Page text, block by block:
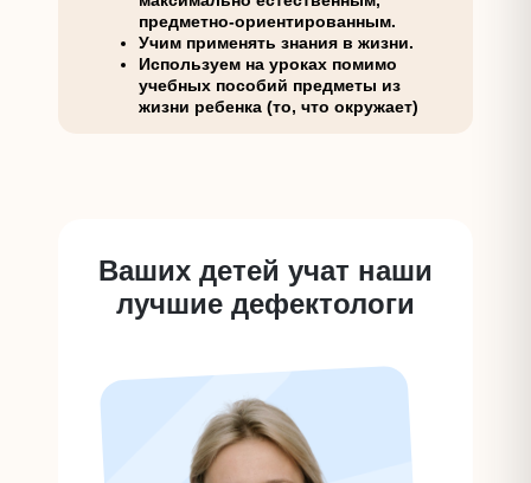
предметно-ориентированным.
Учим применять знания в жизни.
Используем на уроках помимо
учебных пособий предметы из
жизни ребенка (то, что окружает)
Ваших детей учат наши
лучшие дефектологи